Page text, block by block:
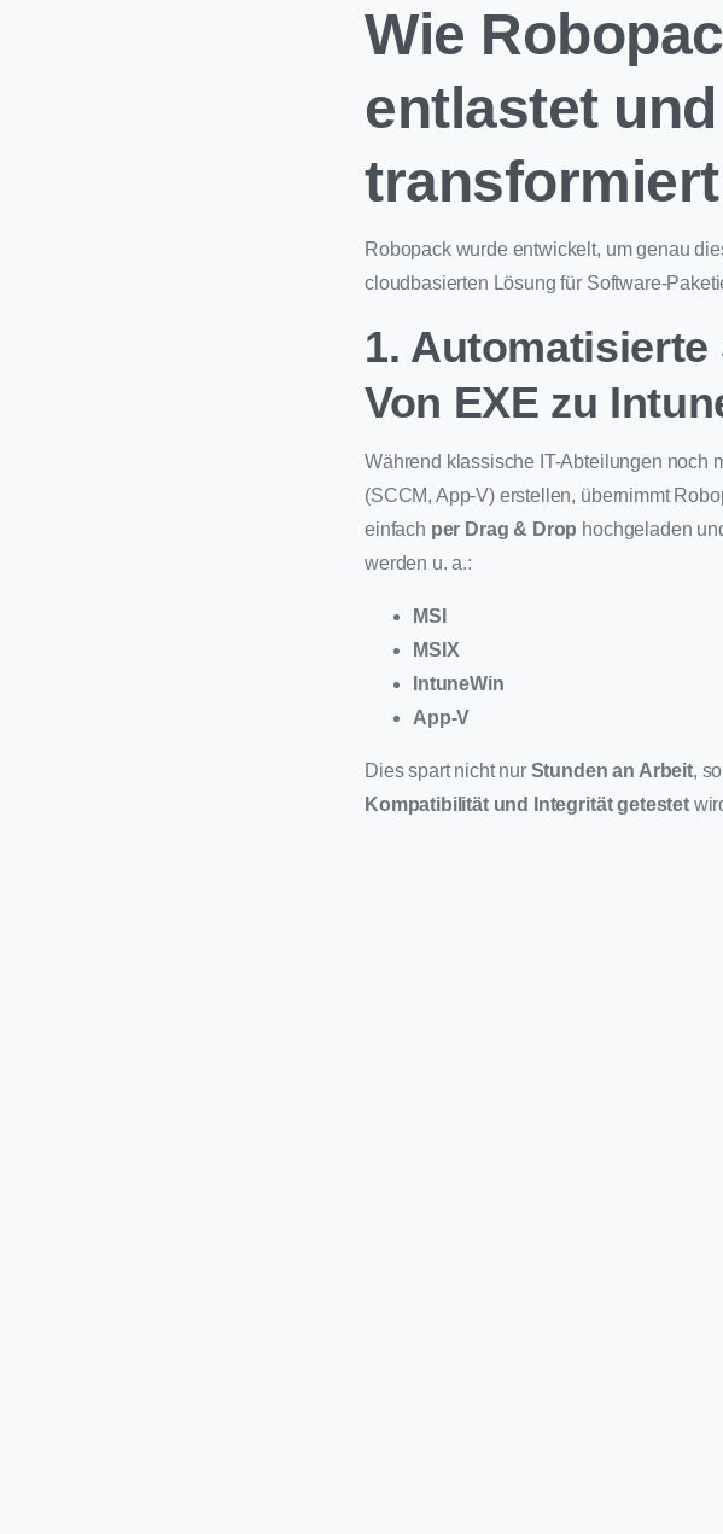
Wie
entlastet
transformiert
Robopack wurde entwickelt, um genau
cloudbasierten Lösung für Software-
1.
Von EXE zu
Während klassische IT-Abteilungen noch
(SCCM, App-V) erstellen, übernimmt
einfach per Drag & Drop hochgeladen
werden u. a.:
MSI
MSIX
IntuneWin
App-V
Dies spart nicht nur Stunden an Arbeit,
Kompatibilität und Integrität getestet